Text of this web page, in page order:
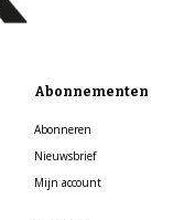
Abonnementen
Abonneren
Nieuwsbrief
Mijn account